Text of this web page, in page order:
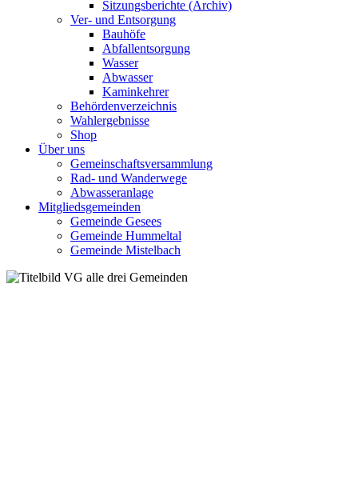
Sitzungsberichte (Archiv)
Ver- und Entsorgung
Bauhöfe
Abfallentsorgung
Wasser
Abwasser
Kaminkehrer
Behördenverzeichnis
Wahlergebnisse
Shop
Über uns
Gemeinschaftsversammlung
Rad- und Wanderwege
Abwasseranlage
Mitgliedsgemeinden
Gemeinde Gesees
Gemeinde Hummeltal
Gemeinde Mistelbach